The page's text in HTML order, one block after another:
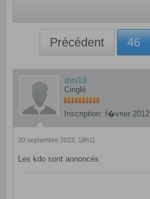
Précédent 46
diti19
Cinglé
Inscription: f�vrier 2012
20 septembre 2023, 18h11
Les kdo sont annoncés